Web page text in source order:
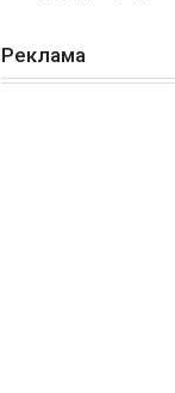
Реклама